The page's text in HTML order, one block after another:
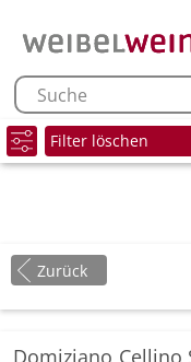
Filter löschen
Zurück
Domiziano Cellino